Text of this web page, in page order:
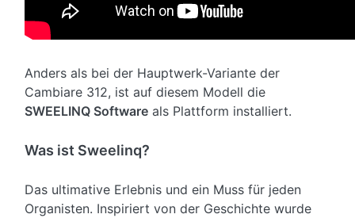
Anders als bei der Hauptwerk-Variante der
Cambiare 312, ist auf diesem Modell die
SWEELINQ Software als Plattform installiert.
Was ist Sweelinq?
Das ultimative Erlebnis und ein Muss für jeden
Organisten. Inspiriert von der Geschichte wurde